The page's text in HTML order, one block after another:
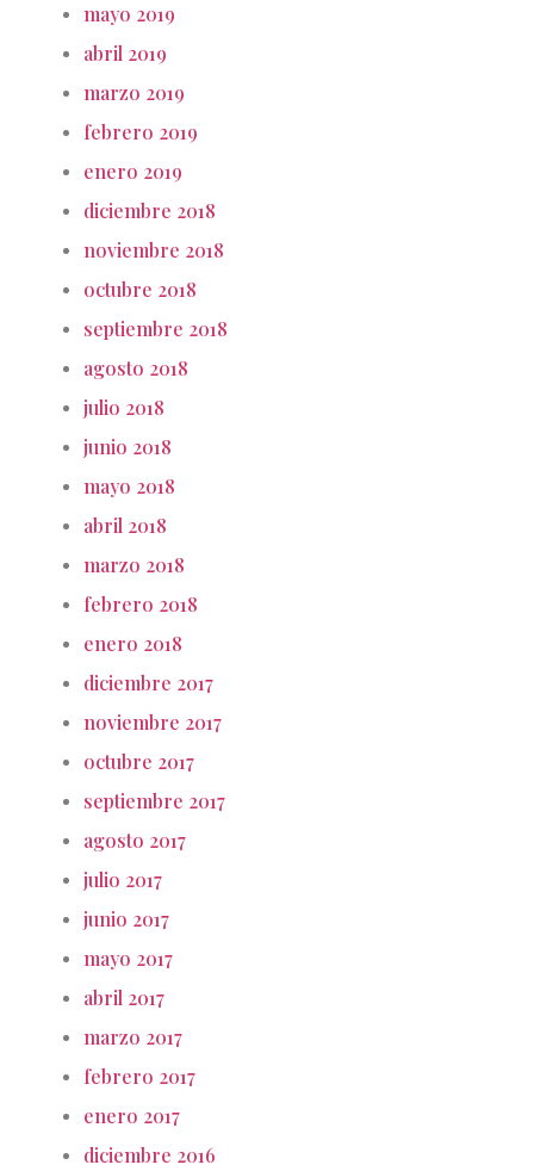
mayo 2019
abril 2019
marzo 2019
febrero 2019
enero 2019
diciembre 2018
noviembre 2018
octubre 2018
septiembre 2018
agosto 2018
julio 2018
junio 2018
mayo 2018
abril 2018
marzo 2018
febrero 2018
enero 2018
diciembre 2017
noviembre 2017
octubre 2017
septiembre 2017
agosto 2017
julio 2017
junio 2017
mayo 2017
abril 2017
marzo 2017
febrero 2017
enero 2017
diciembre 2016